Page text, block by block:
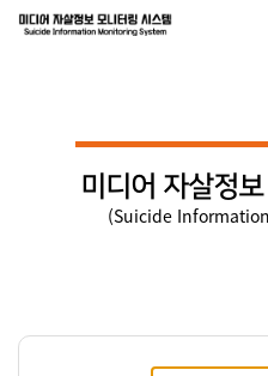
미디어 자살정
(Suicide